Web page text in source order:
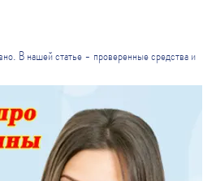
В нашей статье - проверенные средства и